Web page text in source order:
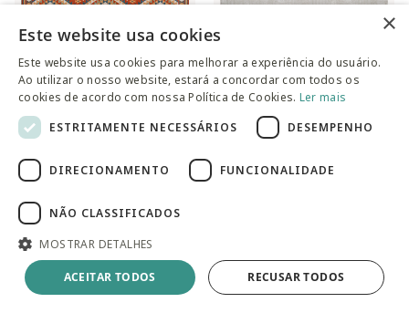
Passadeira Aurora Trend
Preço reduzido de
R$ 282,00
Tapete Liora Bege I
×
Este website usa cookies
Este website usa cookies para melhorar a experiência do usuário.
Ao utilizar o nosso website, estará a concordar com todos os
cookies de acordo com nossa Política de Cookies. Ler mais
ESTRITAMENTE NECESSÁRIOS
DESEMPENHO
DIRECIONAMENTO FUNCIONALIDADE
NÃO CLASSIFICADOS
MOSTRAR DETALHES
ACEITAR TODOS RECUSAR TODOS